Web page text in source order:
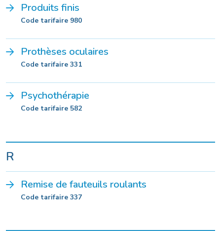
Produits finis
Code tarifaire 980
Prothèses oculaires
Code tarifaire 331
Psychothérapie
Code tarifaire 582
R
Remise de fauteuils roulants
Code tarifaire 337